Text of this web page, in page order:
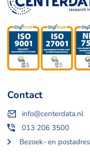
Contact
info@centerdata.nl
013 206 3500
Bezoek- en postadres